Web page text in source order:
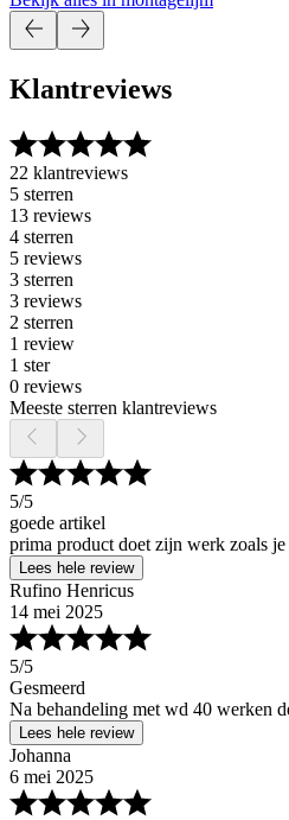
Klantreviews
22 klantreviews
5 sterren
13 reviews
4 sterren
5 reviews
3 sterren
3 reviews
2 sterren
1 review
1 ster
0 reviews
Meeste sterren klantreviews
5/5
goede artikel
prima product doet zijn werk zoals
Lees hele review
Rufino Henricus
14 mei 2025
5/5
Gesmeerd
Na behandeling met wd 40 werken
Lees hele review
Johanna
6 mei 2025